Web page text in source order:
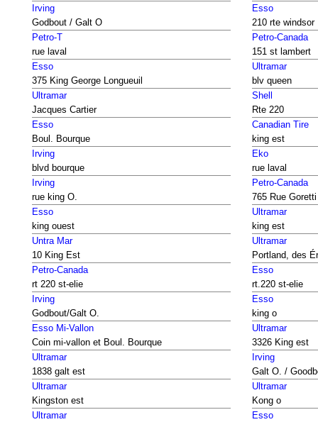
Irving
Godbout / Galt O
Esso
210 rte windsor
Petro-T
rue laval
Petro-Canada
151 st lambert
Esso
375 King George Longueuil
Ultramar
blv queen
Ultramar
Jacques Cartier
Shell
Rte 220
Esso
Boul. Bourque
Canadian Tire
king est
Irving
blvd bourque
Eko
rue laval
Irving
rue king O.
Petro-Canada
765 Rue Goretti
Esso
king ouest
Ultramar
king est
Untra Mar
10 King Est
Ultramar
Portland, des
Petro-Canada
rt 220 st-elie
Esso
rt.220 st-elie
Irving
Godbout/Galt O.
Esso
king o
Esso Mi-Vallon
Coin mi-vallon et Boul. Bourque
Ultramar
3326 King est
Ultramar
1838 galt est
Irving
Galt O. /
Ultramar
Kingston est
Ultramar
Kong o
Ultramar
Esso